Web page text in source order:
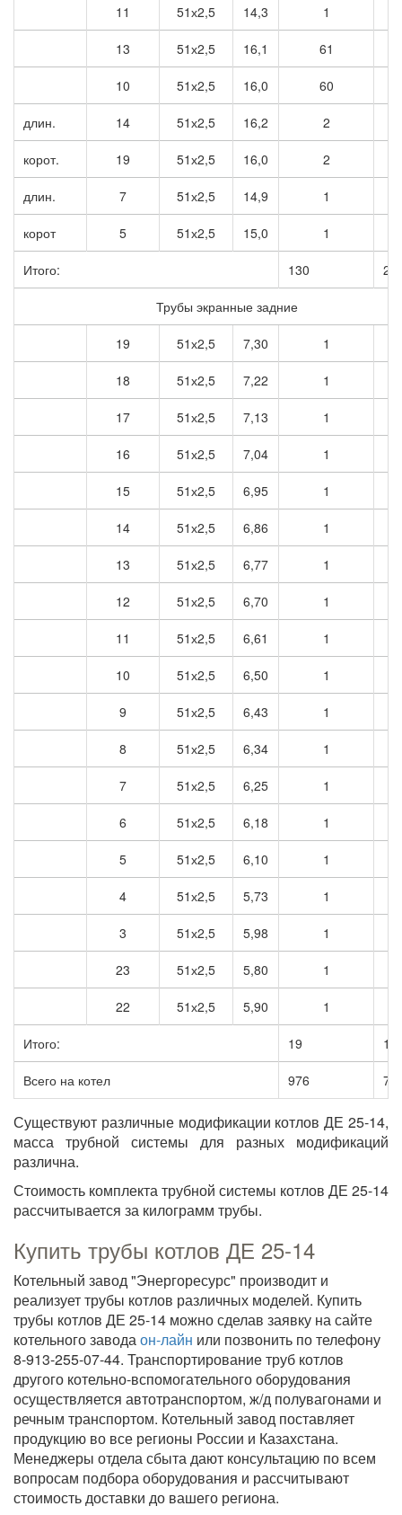
11 51х2,5 14,3 1
13 51х2,5 16,1 61
10 51х2,5 16,0 60
длин. 14 51х2,5 16,2 2
корот. 19 51х2,5 16,0 2
длин. 7 51х2,5 14,9 1
корот 5 51х2,5 15,0 1
Итого: 130
Трубы экранные задние
19 51х2,5 7,30 1
18 51х2,5 7,22 1
17 51х2,5 7,13 1
16 51х2,5 7,04 1
15 51х2,5 6,95 1
14 51х2,5 6,86 1
13 51х2,5 6,77 1
12 51х2,5 6,70 1
11 51х2,5 6,61 1
10 51х2,5 6,50 1
9 51х2,5 6,43 1
8 51х2,5 6,34 1
7 51х2,5 6,25 1
6 51х2,5 6,18 1
5 51х2,5 6,10 1
4 51х2,5 5,73 1
3 51х2,5 5,98 1
23 51х2,5 5,80 1
22 51х2,5 5,90 1
Итого: 19
Всего на котел 976
Существуют различные модификации котлов ДЕ 25-14,
масса трубной системы для разных модификаций
различна.
Стоимость комплекта трубной системы котлов ДЕ 25-14
рассчитывается за килограмм трубы.
Купить трубы котлов ДЕ 25-14
Котельный завод "Энергоресурс" производит и
реализует трубы котлов различных моделей. Купить
трубы котлов ДЕ 25-14 можно сделав заявку на сайте
котельного заводаон-лайн или позвонить по телефону
8-913-255-07-44. Транспортирование труб котлов
другого котельно-вспомогательного оборудования
осуществляется автотранспортом, ж/д полувагонами и
речным транспортом. Котельный завод поставляет
продукцию во все регионы России и Казахстана.
Менеджеры отдела сбыта дают консультацию по всем
вопросам подбора оборудования и рассчитывают
стоимость доставки до вашего региона.